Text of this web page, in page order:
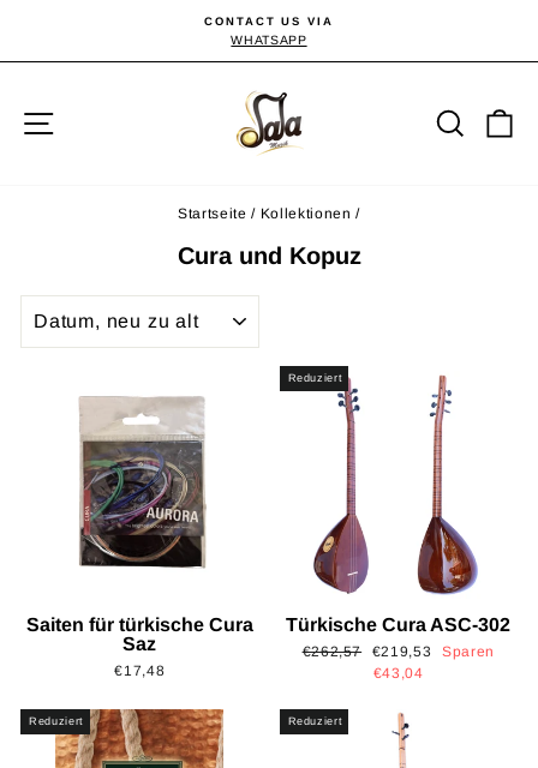
Inhalt
Pause
CONTACT US VIA
WHATSAPP
Suche
Startseite / Kollektionen /
Cura und Kopuz
Saiten für türkische Cura
Saz
€17,48
Reduziert
Türkische Cura ASC-302
Normaler
€262,57 Sonderpreis
€219,53
Sparen
€43,04
Reduziert Reduziert